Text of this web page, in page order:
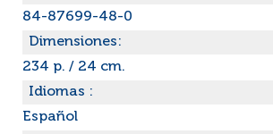
84-87699-48-0
Dimensiones:
234 p. / 24 cm.
Idiomas :
Español